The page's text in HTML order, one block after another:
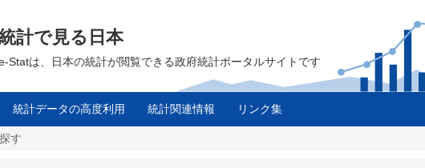
計で見る日本
Statは、日本の統計が閲覧できる政府統計ポータルサイトです
統計データの高度利用 統計関連情報 リンク集
す